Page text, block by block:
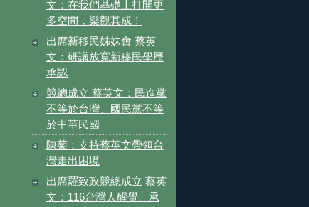
文：在我們基礎上打開更
多空間，樂觀其成！
出席新移民姊妹會 蔡英
文：研議放寬新移民學歷
承認
競總成立 蔡英文：民進黨
不等於台灣、國民黨不等
於中華民國
陳菊：支持蔡英文帶領台
灣走出困境
出席羅致政競總成立 蔡英
文：116台灣人醒覺、承